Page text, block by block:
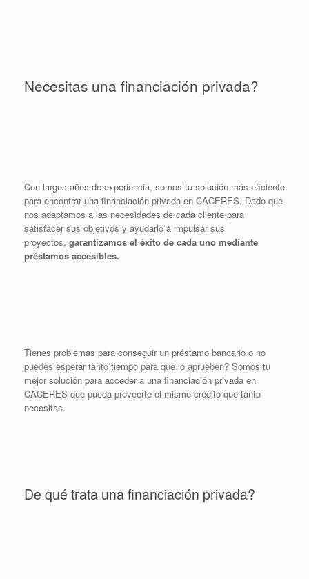
Necesitas una financiación privada?
Con largos años de experiencia, somos tu solución más eficiente
para encontrar una financiación privada en CACERES. Dado que
nos adaptamos a las necesidades de cada cliente para
satisfacer sus objetivos y ayudarlo a impulsar sus
proyectos, garantizamos el éxito de cada uno medíante
préstamos accesibles.
Tienes problemas para conseguir un préstamo bancario o no
puedes esperar tanto tiempo para que lo aprueben? Somos tu
mejor solución para acceder a una financiación privada en
CACERES que pueda proveerte el mismo crédito que tanto
necesitas.
De qué trata una financiación privada?